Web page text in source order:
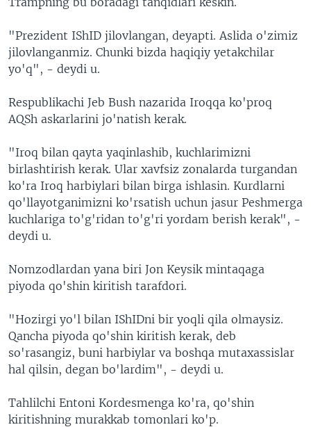
"Prezident IShID jilovlangan, deyapti. Aslida o'zimiz
jilovlanganmiz. Chunki bizda haqiqiy yetakchilar
yo'q", - deydi u.
Respublikachi Jeb Bush nazarida Iroqqa ko'proq
AQSh askarlarini jo'natish kerak.
"Iroq bilan qayta yaqinlashib, kuchlarimizni
birlashtirish kerak. Ular xavfsiz zonalarda turgandan
ko'ra Iroq harbiylari bilan birga ishlasin. Kurdlarni
qo'llayotganimizni ko'rsatish uchun jasur Peshmerga
kuchlariga to'g'ridan to'g'ri yordam berish kerak", -
deydi u.
Nomzodlardan yana biri Jon Keysik mintaqaga
piyoda qo'shin kiritish tarafdori.
"Hozirgi yo'l bilan IShIDni bir yoqli qila olmaysiz.
Qancha piyoda qo'shin kiritish kerak, deb
so'rasangiz, buni harbiylar va boshqa mutaxassislar
hal qilsin, degan bo'lardim", - deydi u.
Tahlilchi Entoni Kordesmenga ko'ra, qo'shin
kiritishning murakkab tomonlari ko'p.